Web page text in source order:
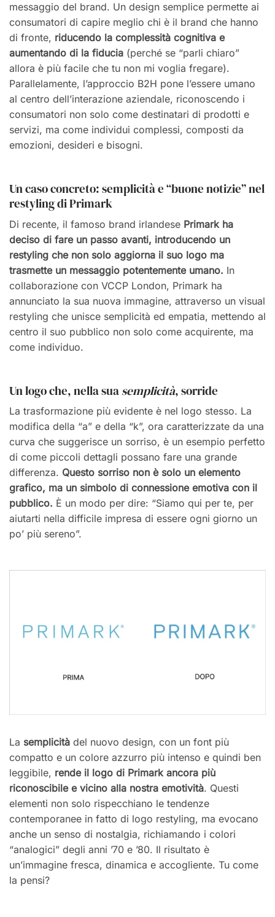
messaggio del brand. Un design semplice permette ai
consumatori di capire meglio chi è il brand che hanno
di fronte, riducendo la complessità cognitiva e
aumentando di la fiducia (perché se “parli chiaro”
allora è più facile che tu non mi voglia fregare).
Parallelamente, l’approccio B2H pone l’essere umano
al centro dell’interazione aziendale, riconoscendo i
consumatori non solo come destinatari di prodotti e
servizi, ma come individui complessi, composti da
emozioni, desideri e bisogni.
Un caso concreto: semplicità e “buone notizie” nel
restyling di Primark
Di recente, il famoso brand irlandese Primark ha
deciso di fare un passo avanti, introducendo un
restyling che non solo aggiorna il suo logo ma
trasmette un messaggio potentemente umano. In
collaborazione con VCCP London, Primark ha
annunciato la sua nuova immagine, attraverso un visual
restyling che unisce semplicità ed empatia, mettendo al
centro il suo pubblico non solo come acquirente, ma
come individuo.
Un logo che, nella suasemplicità, sorride
La trasformazione più evidente è nel logo stesso. La
modifica della “a” e della “k”, ora caratterizzate da una
curva che suggerisce un sorriso, è un esempio perfetto
di come piccoli dettagli possano fare una grande
differenza. Questo sorriso non è solo un elemento
grafico, ma un simbolo di connessione emotiva con il
pubblico. È un modo per dire: “Siamo qui per te, per
aiutarti nella difficile impresa di essere ogni giorno un
po’ più sereno”.
La semplicità del nuovo design, con un font più
compatto e un colore azzurro più intenso e quindi ben
leggibile, rende il logo di Primark ancora più
riconoscibile e vicino alla nostra emotività. Questi
elementi non solo rispecchiano le tendenze
contemporanee in fatto di logo restyling, ma evocano
anche un senso di nostalgia, richiamando i colori
“analogici” degli anni ’70 e ’80. Il risultato è
un’immagine fresca, dinamica e accogliente. Tu come
la pensi?